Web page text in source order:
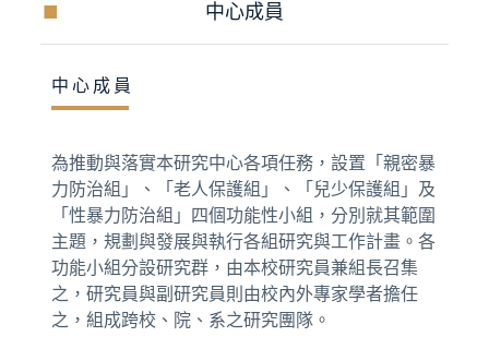
中心成員
中心成員
為推動與落實本研究中心各項任務，設置「親密暴
力防治組」、「老人保護組」、「兒少保護組」及
「性暴力防治組」四個功能性小組，分別就其範圍
主題，規劃與發展與執行各組研究與工作計畫。各
功能小組分設研究群，由本校研究員兼組長召集
之，研究員與副研究員則由校內外專家學者擔任
之，組成跨校、院、系之研究團隊。